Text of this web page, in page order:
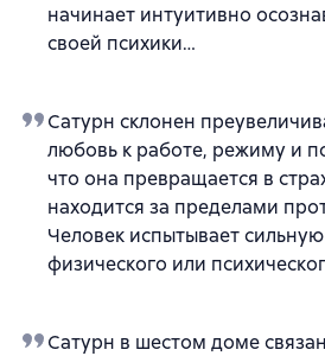
начинает интуитивно
своей психики…
Сатурн склонен
любовь к работе, режиму и
что она превращается в
находится за пределами
Человек испытывает
физического или
Сатурн в шестом доме